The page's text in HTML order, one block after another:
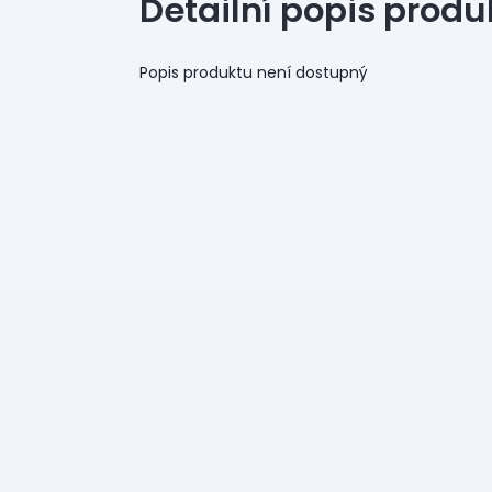
Detailní popis
Popis produktu není dostupný